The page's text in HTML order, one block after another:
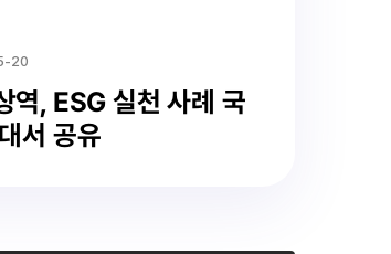
20
역, ESG 실천 사례 국
서 공유